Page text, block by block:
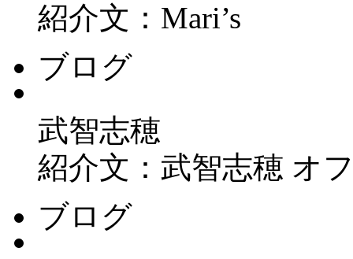
紹介文：Mari’s
ブログ
武智志穂
紹介文：武智志穂 オ
ブログ